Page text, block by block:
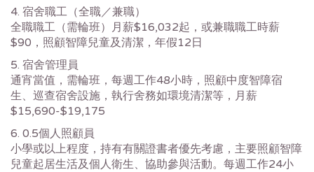
4. 宿舍職工（全職／兼職）
全職職工（需輪班）月薪$16,032起，或兼職職工時薪
$90，照顧智障兒童及清潔，年假12日
5. 宿舍管理員
通宵當值，需輪班，每週工作48小時，照顧中度智障宿
生、巡查宿舍設施，執行舍務如環境清潔等，月薪
$15,690-$19,175
6. 0.5個人照顧員
小學或以上程度，持有有關證書者優先考慮，主要照顧智障
兒童起居生活及個人衛生、協助參與活動。每週工作24小